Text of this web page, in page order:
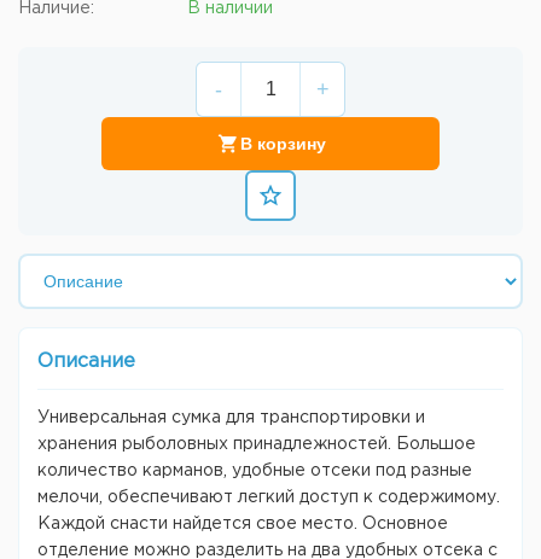
Наличие: В наличии
- +
В корзину
Описание
Универсальная сумка для транспортировки и
хранения рыболовных принадлежностей. Большое
количество карманов, удобные отсеки под разные
мелочи, обеспечивают легкий доступ к содержимому.
Каждой снасти найдется свое место. Основное
отделение можно разделить на два удобных отсека с